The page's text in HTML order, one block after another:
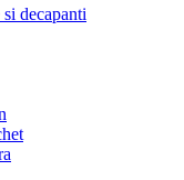
decapanti